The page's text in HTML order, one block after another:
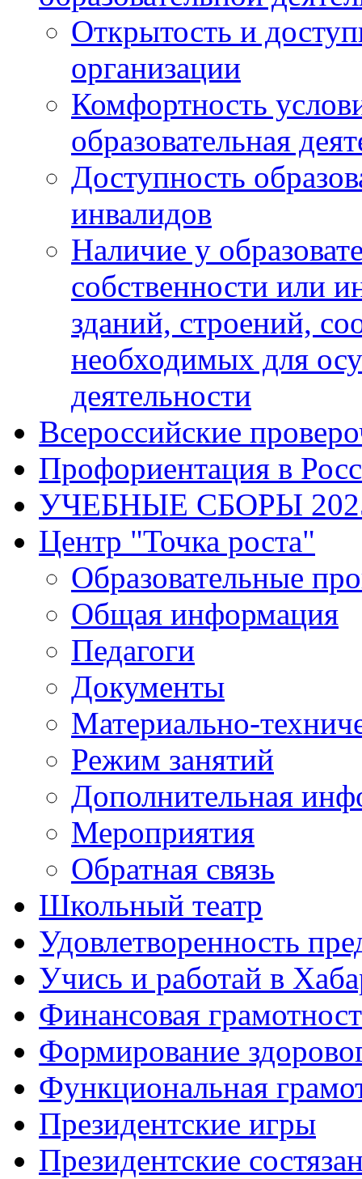
Открытость и
организации
Комфортность
образовательная
Доступность
инвалидов
Наличие у
собственности или
зданий, строений,
необходимых для
деятельности
Всероссийские
Профориентация в
УЧЕБНЫЕ СБОРЫ
Центр "Точка роста"
Образовательные
Общая информация
Педагоги
Документы
Материально-
Режим занятий
Дополнительная
Мероприятия
Обратная связь
Школьный театр
Удовлетворенность
Учись и работай в
Финансовая
Формирование
Функциональная
Президентские игры
Президентские